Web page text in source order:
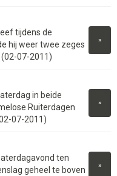
»
tijdens de
hij weer twee zeges
07-2011)
»
in beide
Ruiterdagen
07-2011)
»
ten
geheel te boven